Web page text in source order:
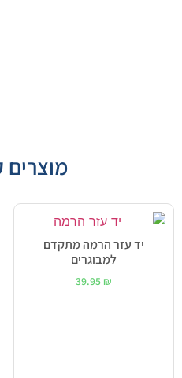
מוצרים
יד עזר הרמה מתקדם
למבוגרים
39.95 ₪